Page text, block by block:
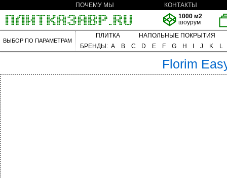
ПОЧЕМУ МЫ
КОНТАКТЫ
1000 м2
шоурум
ВЫБОР ПО ПАРАМЕТРАМ
ПЛИТКА
НАПОЛЬНЫЕ ПОКРЫТИЯ
БРЕНДЫ: A B C D E F G H J K L
Florim